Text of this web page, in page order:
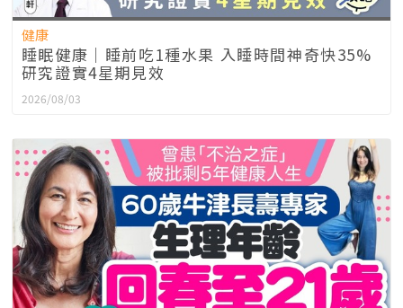
健康
睡眠健康｜睡前吃1種水果 入睡時間神奇快35%
研究證實4星期見效
2026/08/03